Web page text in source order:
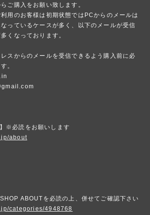
ご購入をお願い致します。
用のお客様は初期状態ではPCからのメールは
っているケースが多く、以下のメールが受信
くなっております。
スからのメールを受信できるよう購入前に必
。
※必読をお願いします
about
ABOUTを必読の上、併せてご確認下さい
categories/4948768